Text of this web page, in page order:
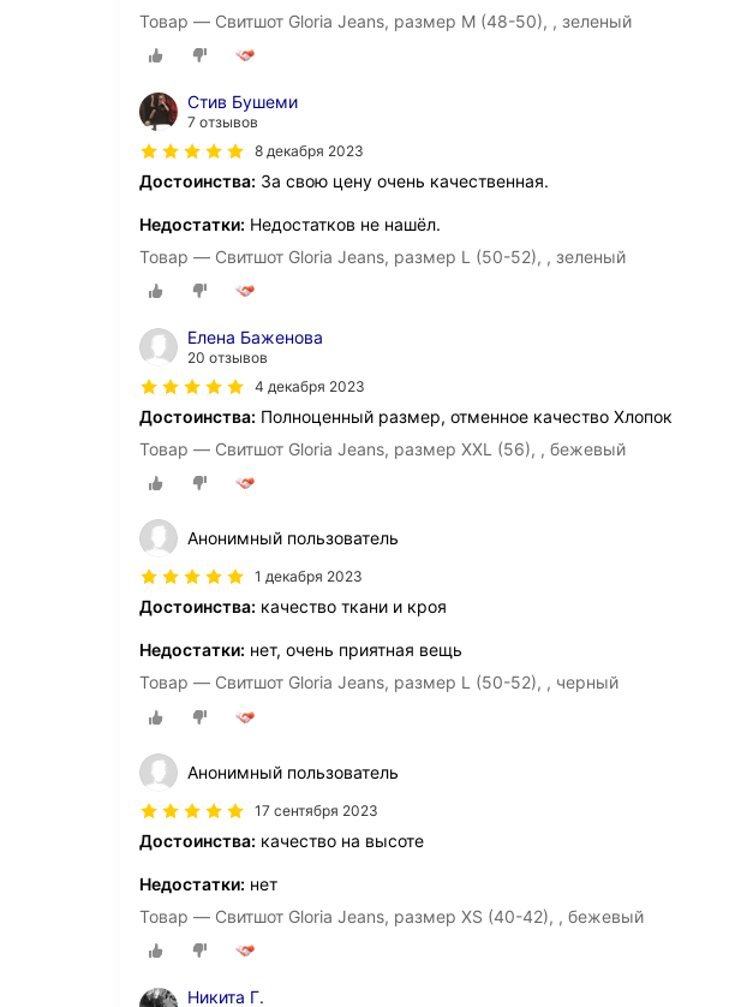
Товар — Свитшот Gloria Jeans, размер M (48-50), , зеленый
Стив Бушеми
7 отзывов
8 декабря 2023
Достоинства: За свою цену очень качественная.
Недостатки: Недостатков не нашёл.
Товар — Свитшот Gloria Jeans, размер L (50-52), , зеленый
Елена Баженова
20 отзывов
4 декабря 2023
Достоинства: Полноценный размер, отменное качество Хлопок
Товар — Свитшот Gloria Jeans, размер XXL (56), , бежевый
Анонимный пользователь
1 декабря 2023
Достоинства: качество ткани и кроя
Недостатки: нет, очень приятная вещь
Товар — Свитшот Gloria Jeans, размер L (50-52), , черный
Анонимный пользователь
17 сентября 2023
Достоинства: качество на высоте
Недостатки: нет
Товар — Свитшот Gloria Jeans, размер XS (40-42), , бежевый
Никита Г.